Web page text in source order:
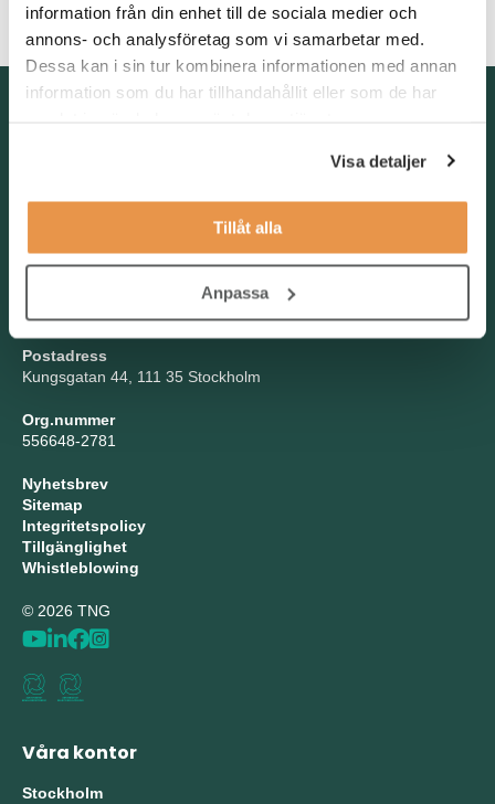
information från din enhet till de sociala medier och
annons- och analysföretag som vi samarbetar med.
Dessa kan i sin tur kombinera informationen med annan
information som du har tillhandahållit eller som de har
Visa detaljer
Tillåt alla
Anpassa
drivs av alla delarna i säljprocessen.
Kontakta oss
Välj dag och tid!
Postadress
Kungsgatan 44, 111 35 Stockholm
Org.nummer
556648-2781
Nyhetsbrev
Sitemap
Integritetspolicy
Tillgänglighet
Whistleblowing
© 2026 TNG
Våra kontor
Stockholm